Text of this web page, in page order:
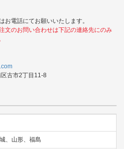
お電話にてお願いいたします。
文のお問い合わせは下記の連絡先にのみ
古市2丁目11-8
、山形、福島